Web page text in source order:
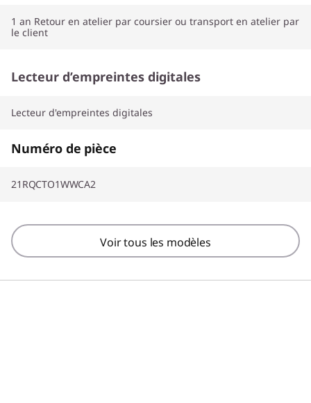
1 an Retour en atelier par coursier ou transport en atelier par
le client
Lecteur d’empreintes digitales
Lecteur d'empreintes digitales
Numéro de pièce
21RQCTO1WWCA2
Voir tous les modèles